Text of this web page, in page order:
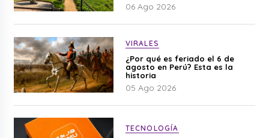
06 Ago 2026
VIRALES
¿Por qué es feriado el 6 de
agosto en Perú? Esta es la
historia
05 Ago 2026
TECNOLOGÍA